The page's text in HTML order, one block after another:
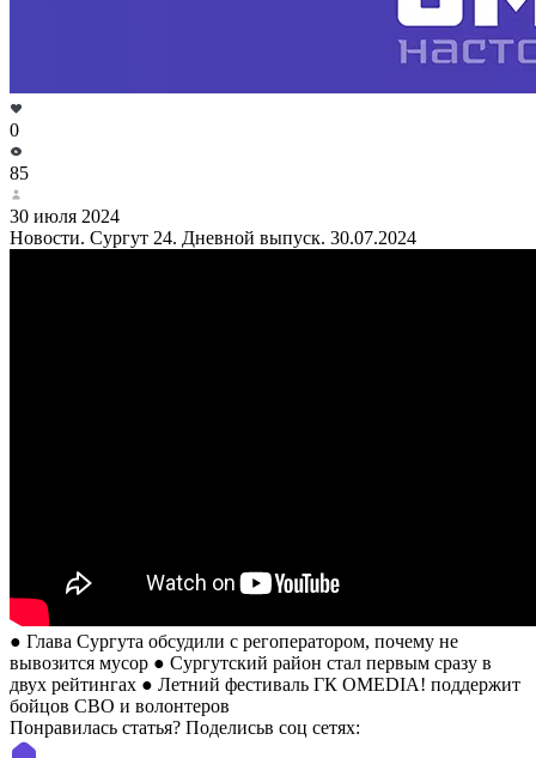
0
85
30 июля 2024
Новости. Сургут 24. Дневной выпуск. 30.07.2024
● Глава Сургута обсудили с регоператором, почему не
вывозится мусор ● Сургутский район стал первым сразу в
двух рейтингах ● Летний фестиваль ГК OMEDIA! поддержит
бойцов СВО и волонтеров
Понравилась статья? Поделиcьв соц сетях: